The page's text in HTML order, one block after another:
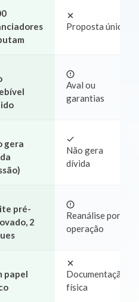
Proposta única
Aval ou
garantias
gera
Não gera
dívida
pré-
2
Reanálise por
operação
papel
Documentação
física